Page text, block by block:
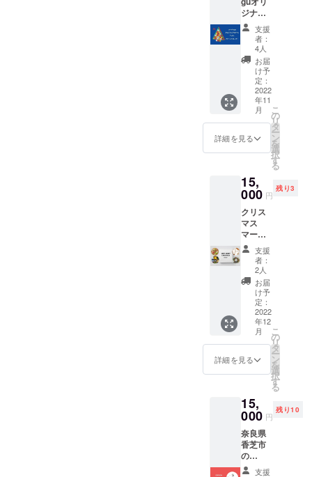
と考え、地
域や人との
関わりを増
やすイベン
企画しまし
た。
今回のクリ
ントのプロ
その一環で
開催いたし
描いて
プレゼ
ントに
も◎
メール
にて
JPEGで
お送り
しま
す！ お
写真を
頂く必
要があ
た写真
を基に
ンを考
えま
す。 人
数は2人
までで
す。 完
成後の
修正は
出来か
ねま
す。
ジナル
アイシ
ング
クッ
キーが
入った
アドベ
ントカ
レン
ダーと
心を込
めたお
礼のポ
をお送
りしま
す。 ク
リスマ
スまで
の毎日
がワク
ワク楽
しみに
なりま
すよう
に…
2022年
11月29
日着で
発送し
ます。
シング
クッ
原材料
名 小
麦粉(北
海道
支援
者：
4人
お届
け予
定：
2022
年11
月
詳細を見る
こ
の
リ
タ
ー
ン
を
選
択
す
る
15,
000 円
残り3
クリス
マス
マー
ケット
の出店
者こだ
わりの
商品を
クリス
マスギ
フトと
して詰
め合わ
せてお
送りし
マス
マー
ケット
をお家
で楽し
んでい
ただけ
支援
者：
2人
お届
け予
定：
2022
年12
月
詳細を見る
こ
の
リ
タ
ー
ン
を
選
択
す
る
15,
000 円
残り10
奈良県
香芝市
の
09ROO
支援